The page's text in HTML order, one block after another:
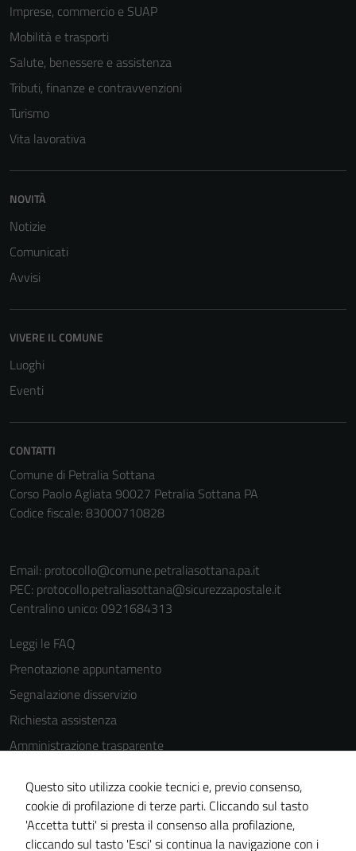
Imprese, commercio e SUAP
Mobilità e trasporti
Salute, benessere e assistenza
Tributi, finanze e contravvenzioni
Turismo
Vita lavorativa
NOVITÀ
Notizie
Comunicati
Avvisi
VIVERE IL COMUNE
Luoghi
Eventi
CONTATTI
Comune di Petralia Sottana
Corso Paolo Agliata 90027 Petralia Sottana PA
Codice fiscale: 83000710828
Email: protocollo@comune.petraliasottana.pa.it
PEC: protocollo.petraliasottana@sicurezzapostale.it
Centralino unico: 0921684313
Leggi le FAQ
Prenotazione appuntamento
Segnalazione disservizio
Richiesta assistenza
Amministrazione trasparente
Cookie Policy
Note legali
Dichiarazione di accessibilità
Questo sito utilizza cookie tecnici e, previo consenso,
cookie di profilazione di terze parti. Cliccando sul tasto
'Accetta tutti' si presta il consenso alla profilazione,
cliccando sul tasto 'Esci' si continua la navigazione con i
del sito e non